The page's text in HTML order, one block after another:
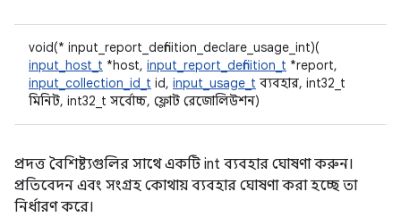
void(* input_report_definition_declare_usage_int)(
input_host_t *host, input_report_definition_t *report,
input_collection_id_t id, input_usage_t ব্যবহার, int32_t
মিনিট, int32_t সর্বোচ্চ, ফ্লোট রেজোলিউশন)
প্রদত্ত বৈশিষ্ট্যগুলির সাথে একটি int ব্যবহার ঘোষণা করুন।
প্রতিবেদন এবং সংগ্রহ কোথায় ব্যবহার ঘোষণা করা হচ্ছে তা
নির্ধারণ করে।